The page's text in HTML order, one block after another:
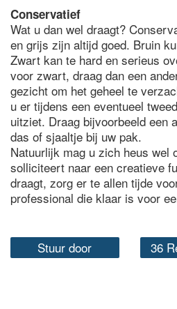
Conservatief
Wat u dan wel draagt?
en grijs zijn altijd goed. Bruin
Zwart kan te hard en serieus
voor zwart, draag dan een
gezicht om het geheel te
u er tijdens een eventueel
uitziet. Draag bijvoorbeeld een
das of sjaaltje bij uw pak.
Natuurlijk mag u zich heus wel
solliciteert naar een creatieve
draagt, zorg er te allen tijde
professional die klaar is voor
Stuur door 36